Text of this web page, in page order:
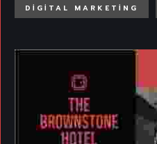
DIGITAL MARKETING